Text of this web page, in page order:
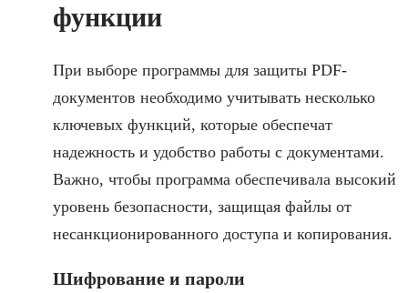
функции
При выборе программы для защиты PDF-
документов необходимо учитывать несколько
ключевых функций, которые обеспечат
надежность и удобство работы с документами.
Важно, чтобы программа обеспечивала высокий
уровень безопасности, защищая файлы от
несанкционированного доступа и копирования.
Шифрование и пароли